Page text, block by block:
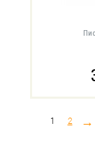
1 2 →